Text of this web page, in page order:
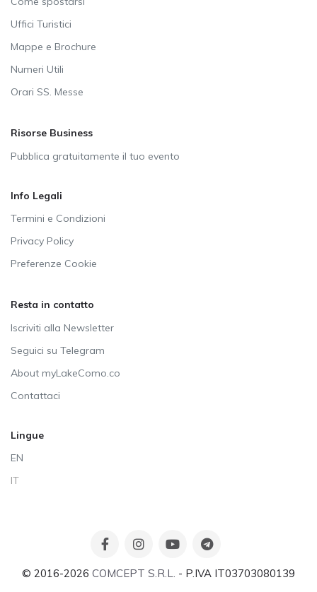
Uffici Turistici
Mappe e Brochure
Numeri Utili
Orari SS. Messe
Risorse Business
Pubblica gratuitamente il tuo evento
Info Legali
Termini e Condizioni
Privacy Policy
Preferenze Cookie
Resta in contatto
Iscriviti alla Newsletter
Seguici su Telegram
About myLakeComo.co
Contattaci
Lingue
EN
IT
© 2016-2026 COMCEPT S.R.L. - P.IVA IT03703080139